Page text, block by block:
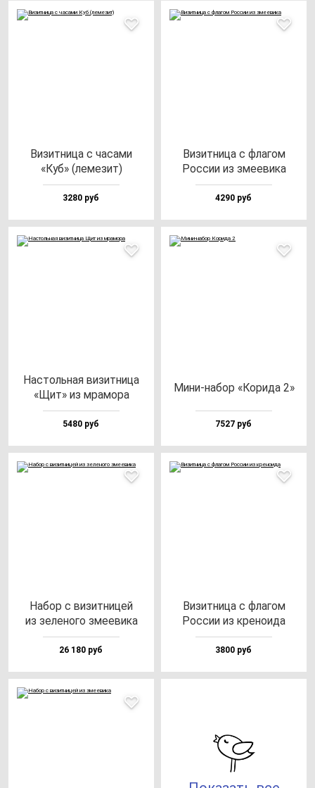
Визит­ни­ца с ча­са­ми
«Куб» (ле­ме­зит)
3280 руб
Визит­ни­ца с фла­гом
Рос­сии из зме­еви­ка
4290 руб
Нас­толь­ная ви­зит­ни­ца
«Щит» из мра­мо­ра
5480 руб
Мини-на­бор «Кори­да 2»
7527 руб
Набор с ви­зит­ни­цей
из зе­ле­но­го зме­еви­ка
26 180 руб
Визит­ни­ца с фла­гом
Рос­сии из кре­но­ида
3800 руб